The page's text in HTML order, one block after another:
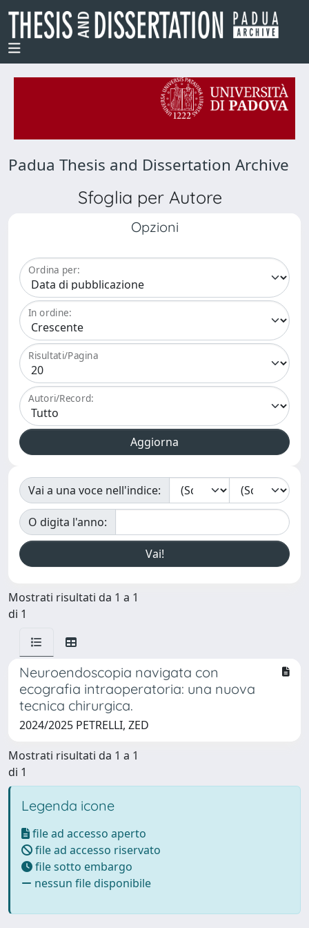
Padua Thesis and Dissertation Archive
Sfoglia per Autore
Opzioni
Ordina per:
In ordine:
Risultati/Pagina
Autori/Record:
Vai a una voce nell'indice:
O digita l'anno:
Mostrati risultati da 1 a 1
di 1
Neuroendoscopia navigata con
ecografia intraoperatoria: una nuova
tecnica chirurgica.
2024/2025 PETRELLI, ZED
Mostrati risultati da 1 a 1
di 1
Legenda icone
file ad accesso aperto
file ad accesso riservato
file sotto embargo
nessun file disponibile